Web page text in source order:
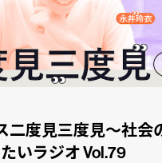
度見三度見〜社会
いラジオ Vol.79